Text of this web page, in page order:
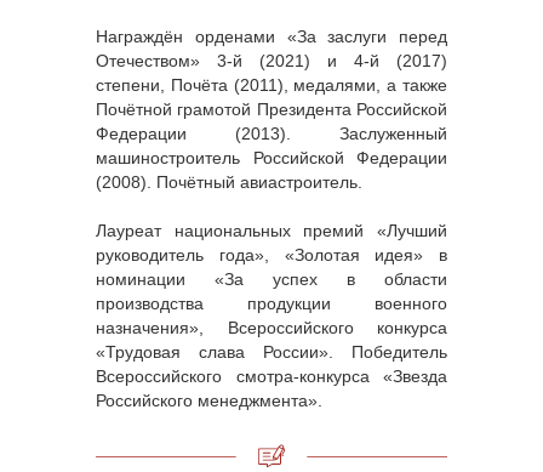
Награждён орденами «За заслуги перед
Отечеством» 3-й (2021) и 4-й (2017)
степени, Почёта (2011), медалями, а также
Почётной грамотой Президента Российской
Федерации (2013). Заслуженный
машиностроитель Российской Федерации
(2008). Почётный авиастроитель.
Лауреат национальных премий «Лучший
руководитель года», «Золотая идея» в
номинации «За успех в области
производства продукции военного
назначения», Всероссийского конкурса
«Трудовая слава России». Победитель
Всероссийского смотра-конкурса «Звезда
Российского менеджмента».